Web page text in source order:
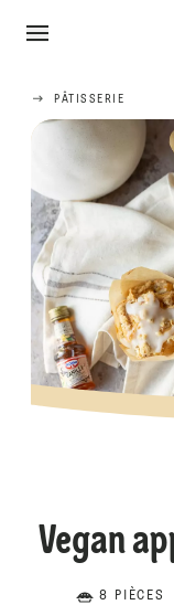
PÂTISSERIE
Vegan
8 PIÈCES